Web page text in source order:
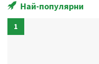
Най-популярни